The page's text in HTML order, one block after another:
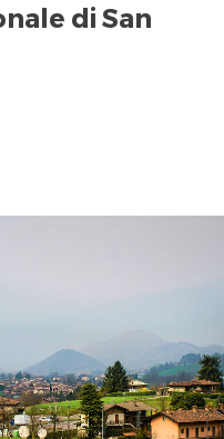
di San